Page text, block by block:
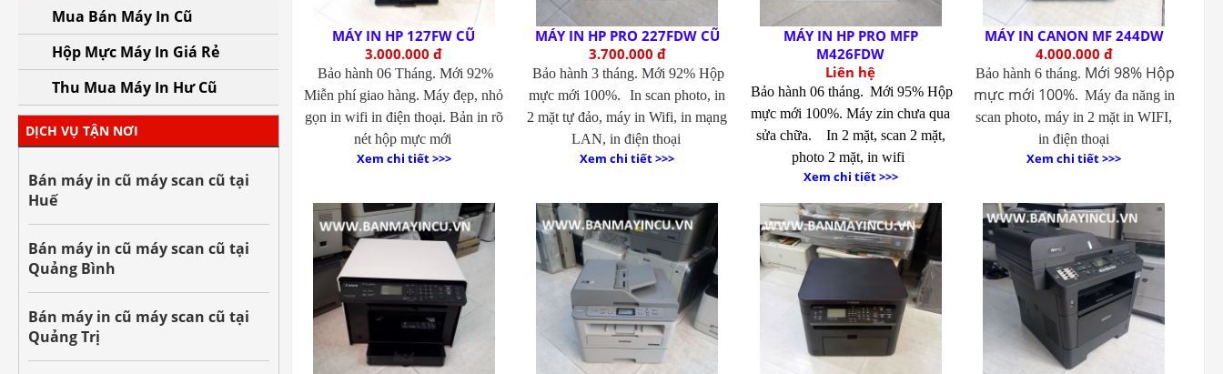
MÁY IN HP 127FW CŨ
3.000.000 đ
Bảo hành 06 Tháng. Mới 92%
Miễn phí giao hàng. Máy đẹp, nhỏ
gọn in wifi in điện thoại. Bản in rõ
nét hộp mực mới
Xem chi tiết >>>
MÁY IN HP PRO 227FDW CŨ
3.700.000 đ
Bảo hành 3 tháng. Mới 92% Hộp
mực mới 100%.
In scan photo, in
2 mặt tự đảo, máy in Wifi, in mạng
LAN, in điện thoại
Xem chi tiết >>>
MÁY IN HP PRO MFP
M426FDW
Liên hệ
Bảo hành 06 tháng. Mới 95% Hộp
mực mới 100%. Máy zin chưa qua
sửa chữa.
In 2 mặt, scan 2 mặt,
photo 2 mặt, in wifi
Xem chi tiết >>>
MÁY IN CANON MF 244DW
4.000.000 đ
Bảo hành 6 tháng. Mới 98% Hộp
mực mới 100%. Máy đa năng in
scan photo, máy in 2 mặt in WIFI,
in điện thoại
Xem chi tiết >>>
Mua Bán Máy In Cũ
Hộp Mực Máy In Giá Rẻ
Thu Mua Máy In Hư Cũ
DỊCH VỤ TẬN NƠI
Bán máy in cũ máy scan cũ tại
Huế
Bán máy in cũ máy scan cũ tại
Quảng Bình
Bán máy in cũ máy scan cũ tại
Quảng Trị